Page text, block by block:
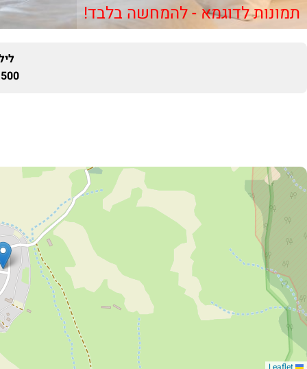
תמונות לדוגמא - להמחשה בלבד!
500 ₪